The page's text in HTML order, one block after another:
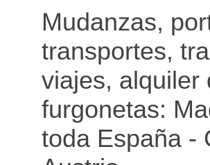
Mudanzas,
transportes,
viajes, alquiler
furgonetas:
toda España -